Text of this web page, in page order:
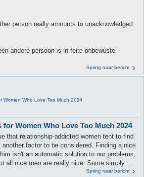
person really amounts to unacknowledged
andere persoon is in feite onbewuste
Spring naar bericht
Women Who Love Too Much 2024
Women Who Love Too Much 2024
that relationship-addicted women tent to find
factor to be considered. Finding a nice
isn't an automatic solution to our problems,
all nice men are really nice. Some simply ...
Spring naar bericht